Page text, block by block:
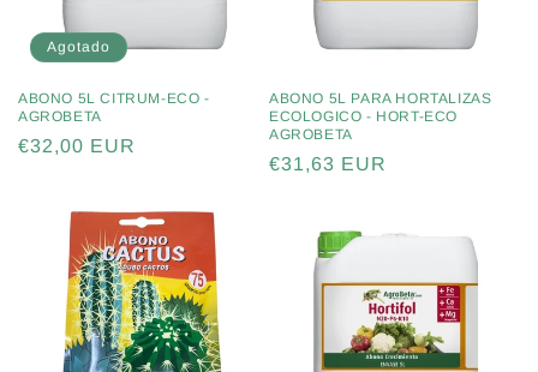
Agotado
ABONO 5L CITRUM-ECO -
AGROBETA
Precio
€32,00 EUR
ABONO 5L PARA HORTALIZAS
ECOLOGICO - HORT-ECO
AGROBETA
Precio
€31,63 EUR